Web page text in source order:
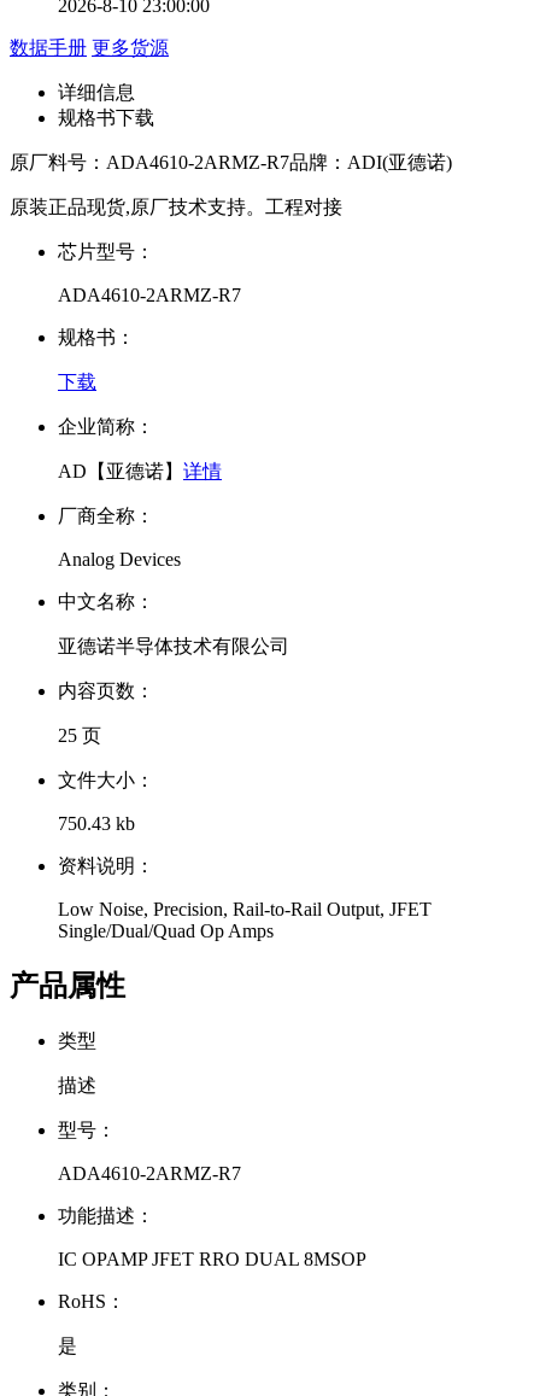
2026-8-10 23:00:00
数据手册 更多货源
详细信息
规格书下载
原厂料号： ADA4610-2ARMZ-R7品牌： ADI(亚德诺)
原装正品现货,原厂技术支持。工程对接
芯片型号：
ADA4610-2ARMZ-R7
规格书：
下载
企业简称：
AD【亚德诺】 详情
厂商全称：
Analog Devices
中文名称：
亚德诺半导体技术有限公司
内容页数：
25 页
文件大小：
750.43 kb
资料说明：
Low Noise, Precision, Rail-to-Rail Output, JFET
Single/Dual/Quad Op Amps
产品属性
类型
描述
型号：
ADA4610-2ARMZ-R7
功能描述：
IC OPAMP JFET RRO DUAL 8MSOP
RoHS：
是
类别：